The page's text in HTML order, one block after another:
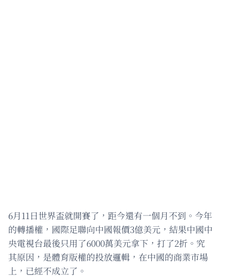
6月11日世界盃就開賽了，距今還有一個月不到。今年
的轉播權，國際足聯向中國報價3億美元，結果中國中
央電視台最後只用了6000萬美元拿下，打了2折。究
其原因，是體育版權的投放邏輯，在中國的商業市場
上，已經不成立了。